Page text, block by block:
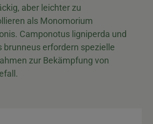
aber leichter zu
als Monomorium
Camponotus ligniperda und
brunneus erfordern spezielle
zur Bekämpfung von